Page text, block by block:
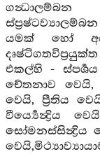
යමක් හෝ
එකල්හි -
චේතනාව වෙයි,
වෙයි, ප්‍රීතිය
වීර්‍ය්‍යෙන්‍ද්‍රිය
සෝමනස්සින්‍ද්‍රිය